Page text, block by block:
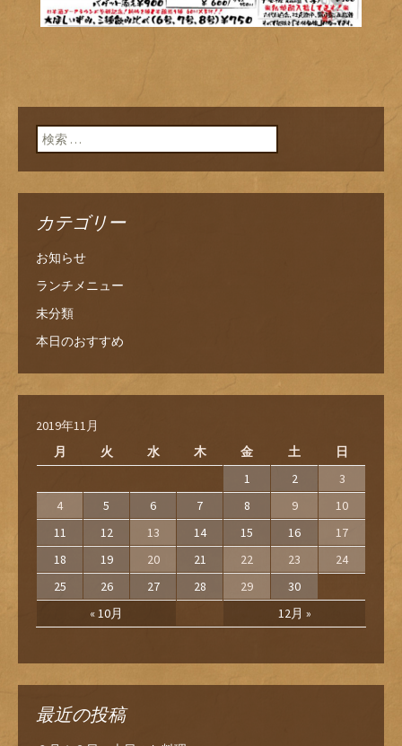
検索:
カテゴリー
お知らせ
ランチメニュー
未分類
本日のおすすめ
2019年11月
月
火 水 木 金 土 日
« 10月 12月 »
1 2
3
4
5 6 7 8 9
10
11
12 13 14 15 16
17
18
19 20 21 22 23
24
25
26 27 28 29 30
最近の投稿